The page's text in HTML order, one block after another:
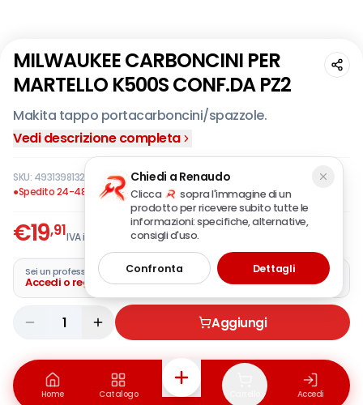
MILWAUKEE CARBONCINI PER
MARTELLO K500S CONF.DA PZ2
Makita tappo portacarboncini/spazzole.
Vedi descrizione completa
SKU: 4931398132 EAN:4002395757312
●Spedito 24-48 ore
€19,91IVA incl.
Sei un professionista?
Accedi o registra la tua azienda
1 Aggiungi
Home Catalogo Accedi
Chiedi a Renaudo
Clicca
sopra l'immagine di un
prodotto per ricevere subito tutte le
informazioni: specifiche, alternative,
consigli d'uso.
Confronta Dettagli